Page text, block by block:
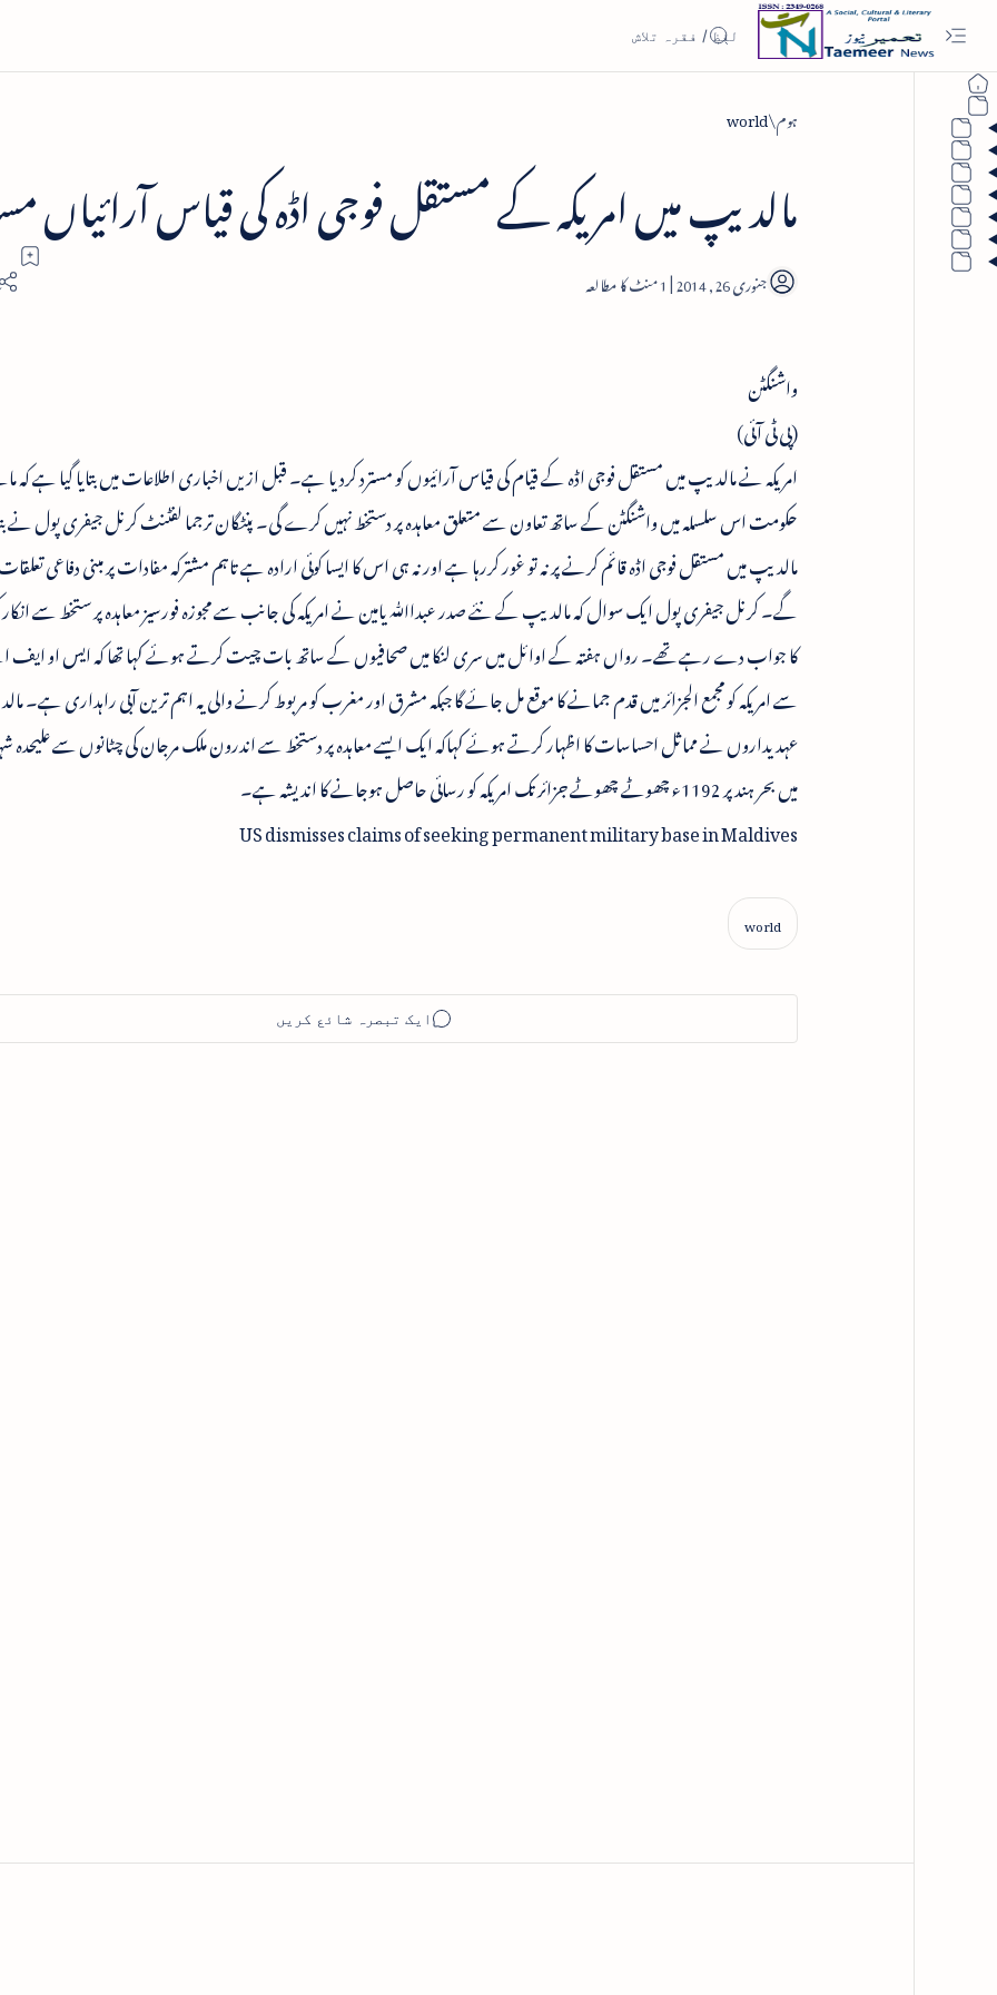
ہوم world
مالدیپ میں امریکہ کے مستقل فوجی اڈہ کی قیاس آرائیاں
1
واشنگٹن
(پی ٹی آئی)
امریکہ نے مالدیپ میں مستقل فوجی اڈہ کے قیام کی قیاس آرائیوں کو مسترد کردیا ہے۔ قبل ازیں اخباری اطلاعات میں بتایا گیا ہے کہ
حکومت اس سلسلہ میں واشنگٹن کے ساتھ تعاون سے متعلق معاہدہ پر دستخط نہیں کرے گی۔ پنٹگان ترجما لفٹنٹ کرنل جیفری پول نے
مالدیپ میں مستقل فوجی اڈہ قائم کرنے پر نہ تو غور کررہا ہے اور نہ ہی اس کا ایسا کوئی ارادہ ہے تاہم مشترکہ مفادات پر مبنی دفاعی
گے۔ کرنل جیفری پول ایک سوال کہ مالدیپ کے نئے صدر عبداﷲ یامین نے امریکہ کی جانب سے مجوزہ فورسیز معاہدہ پر ستخط سے
کا جواب دے رہے تھے۔ رواں ہفتہ کے اوائل میں سری لنکا میں صحافیوں کے ساتھ بات چیت کرتے ہوئے کہا تھا کہ ایس او ایف
سے امریکہ کو مجمع الجزائر میں قدم جمانے کا موقع مل جائے گا جبکہ مشرق اور مغرب کو مربوط کرنے والی یہ اہم ترین آبی راہداری ہے۔
عہدیداروں نے مماثل احساسات کا اظہار کرتے ہوئے کہاکہ ایک ایسے معاہدہ پر دستخط سے اندرون ملک مرجان کی چٹانوں سے علیحدہ
میں بحر ہند پر 1192ء چھوٹے چھوٹے جزائر تک امریکہ کو رسائی حاصل ہوجانے کا اندیشہ ہے۔
US dismisses claims of seeking permanent military base in Maldives